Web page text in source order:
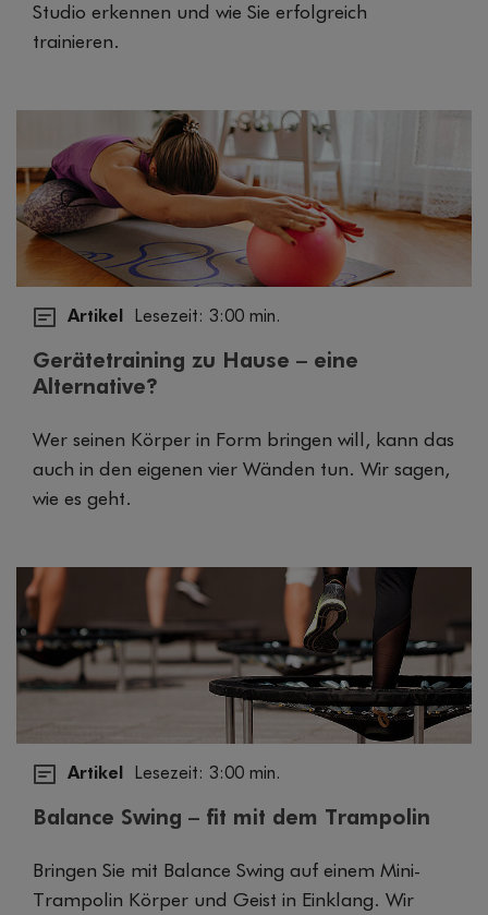
Studio erkennen und wie Sie erfolgreich
trainieren.
Artikel Lesezeit: 3:00 min.
Gerätetraining zu Hause – eine
Alternative?
Wer seinen Körper in Form bringen will, kann das
auch in den eigenen vier Wänden tun. Wir sagen,
wie es geht.
Artikel Lesezeit: 3:00 min.
Balance Swing – fit mit dem Trampolin
Bringen Sie mit Balance Swing auf einem Mini-
Trampolin Körper und Geist in Einklang. Wir